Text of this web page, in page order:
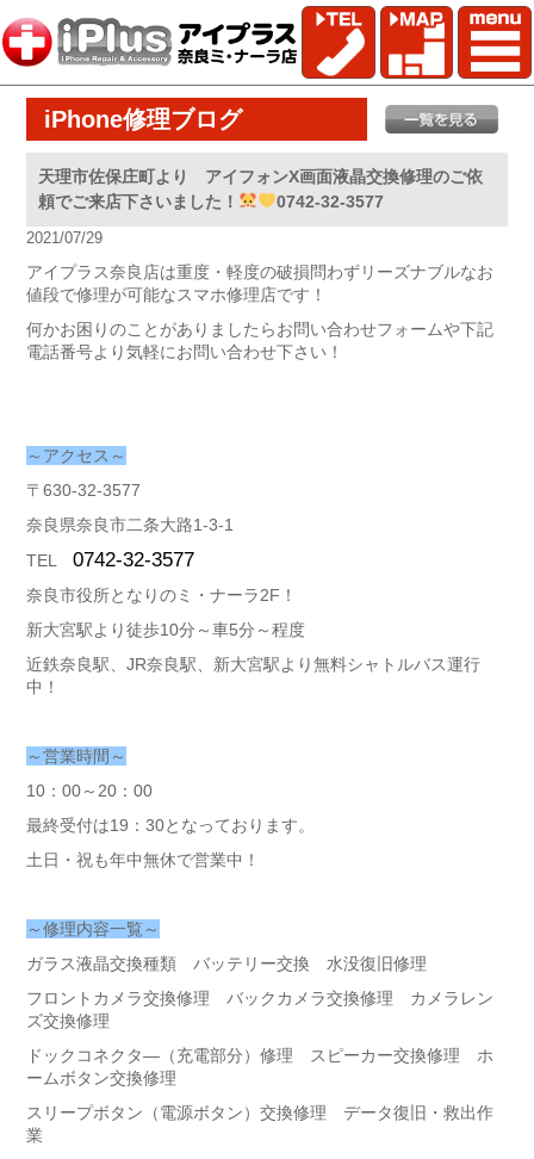
iPhone修理ブログ
天理市佐保庄町より アイフォンX画面液晶交換修理のご依
頼でご来店下さいました！
0742-32-3577
2021/07/29
アイプラス奈良店は重度・軽度の破損問わずリーズナブルなお
値段で修理が可能なスマホ修理店です！
何かお困りのことがありましたらお問い合わせフォームや下記
電話番号より気軽にお問い合わせ下さい！
～アクセス～
〒630-32-3577
奈良県奈良市二条大路1-3-1
TEL 0742-32-3577
奈良市役所となりのミ・ナーラ2F！
新大宮駅より徒歩10分～車5分～程度
近鉄奈良駅、JR奈良駅、新大宮駅より無料シャトルバス運行
中！
～営業時間～
10：00～20：00
最終受付は19：30となっております。
土日・祝も年中無休で営業中！
～修理内容一覧～
ガラス液晶交換種類 バッテリー交換 水没復旧修理
フロントカメラ交換修理 バックカメラ交換修理 カメラレン
ズ交換修理
ドックコネクタ―（充電部分）修理 スピーカー交換修理 ホ
ームボタン交換修理
スリープボタン（電源ボタン）交換修理 データ復旧・救出作
業